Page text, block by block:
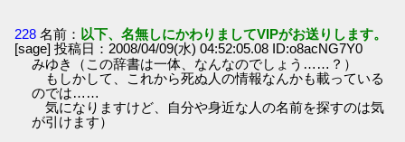
228 名前： 以下、名無しにかわりましてVIPがお送りします。
[sage] 投稿日：2008/04/09(水) 04:52:05.08 ID:o8acNG7Y0
みゆき（この辞書は一体、なんなのでしょう……？）
もしかして、これから死ぬ人の情報なんかも載っている
のでは……
気になりますけど、自分や身近な人の名前を探すのは気
が引けます）